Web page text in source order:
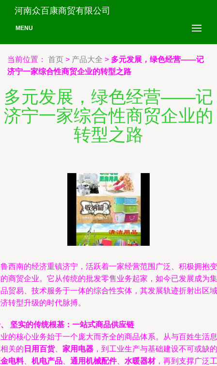
河南众百康商贸有限公司
MENU
当前位置： 首页 > 产品大全 > 多元发展，绿色经营——记
济宁一家综合性商贸企业的转型之路
多元发展，绿色经营——记
济宁一家综合性商贸企业的
转型之路
西南的经济重镇济宁，活跃着一家经营范围广泛、积极拥抱变
商贸企业。它从传统的批发零售业务起家，如今已发展成为集
贸易、技术服务于一体的综合性实体，其发展轨迹折射出区域
转型升级的时代脉搏。
坚实的传统根基：一站式商品供应链
的核心业务始于一个庞大而齐全的商品体系。从与百姓生活息
关的 日用百货、 家用电器 ，到工业生产与基础建设不可或缺的
电料、 机电产品 通用机械配件、 水暖器材，再到支撑广泛工